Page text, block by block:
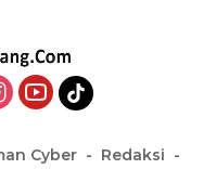
Cyber
Redaksi